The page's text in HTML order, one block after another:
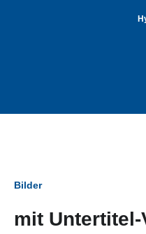
Bilder
mit Untertitel-